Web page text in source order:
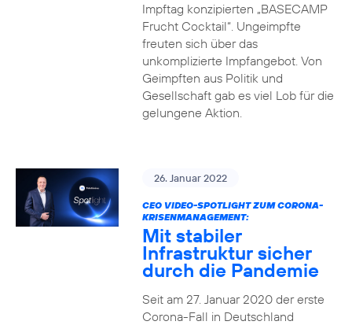
Impftag konzipierten „BASECAMP
Frucht Cocktail“. Ungeimpfte
freuten sich über das
unkomplizierte Impfangebot. Von
Geimpften aus Politik und
Gesellschaft gab es viel Lob für die
gelungene Aktion.
26. Januar 2022
CEO VIDEO-SPOTLIGHT ZUM CORONA-
KRISENMANAGEMENT:
Mit stabiler
Infrastruktur sicher
durch die Pandemie
Seit am 27. Januar 2020 der erste
Corona-Fall in Deutschland